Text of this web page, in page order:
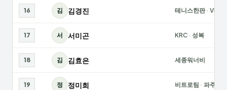
16 김 김경진 테니스한판·
17 서 서미곤 KRC · 성복
18 김 김효은 세종워너비
19 정 정미희 비트로팀 · 파주퀸